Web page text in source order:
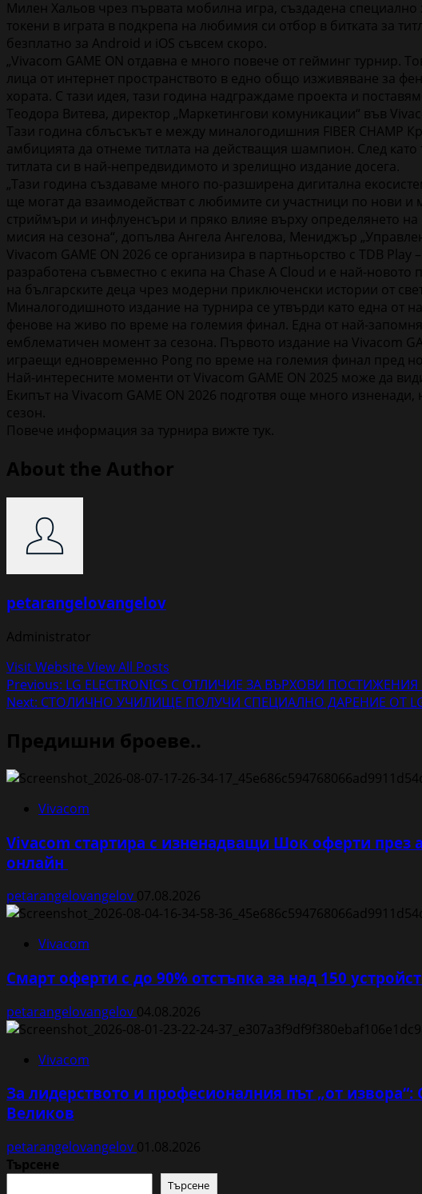
Милен Хальов чрез първата мобилна игра, създадена специално
токени в играта в подкрепа на любимия си отбор в битката за
безплатно за Android и iOS съвсем скоро.
„Vivacom GAME ON отдавна е много повече от гейминг турнир.
лица от интернет пространството в едно общо изживяване за
хората. С тази идея, тази година надграждаме проекта и
Теодора Витева, директор „Маркетингови комуникации“ във
Тази година сблъсъкът е между миналогодишния FIBER CHAMP
амбицията да отнеме титлата на действащия шампион. След
титлата си в най-непредвидимото и зрелищно издание досега.
„Тази година създаваме много по-разширена дигитална
ще могат да взаимодействат с любимите си участници по нови
стриймъри и инфлуенсъри и пряко влияе върху определянето на
мисия на сезона“, допълва Ангела Ангелова, Мениджър
Vivacom GAME ON 2026 се организира в партньорство с TDB
разработена съвместно с екипа на Chase A Cloud и е най-
на българските деца чрез модерни приключенски истории от
Миналогодишното издание на турнира се утвърди като една от
фенове на живо по време на големия финал. Една от най-
емблематичен момент за сезона. Първото издание на Vivacom
играещи едновременно Pong по време на големия финал пред
Най-интересните моменти от Vivacom GAME ON 2025 може да
Екипът на Vivacom GAME ON 2026 подготвя още много
сезон.
Повече информация за турнира вижте тук.
About the Author
petarangelovangelov
Administrator
Visit WebsiteView All Posts
Post
navigation
Previous: LG ELECTRONICS С ОТЛИЧИЕ ЗА ВЪРХОВИ
Next: СТОЛИЧНО УЧИЛИЩЕ ПОЛУЧИ СПЕЦИАЛНО ДАРЕНИЕ ОТ
Предишни броеве..
Vivacom
Vivacom стартира с изненадващи Шок оферти през
онлайн
petarangelovangelov 07.08.2026
Vivacom
Смарт оферти с до 90% отстъпка за над 150
petarangelovangelov 04.08.2026
Vivacom
За лидерството и професионалния път „от
Великов
petarangelovangelov 01.08.2026
Търсене
Търсене